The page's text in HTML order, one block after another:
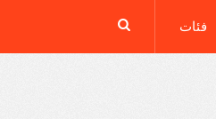
فئات